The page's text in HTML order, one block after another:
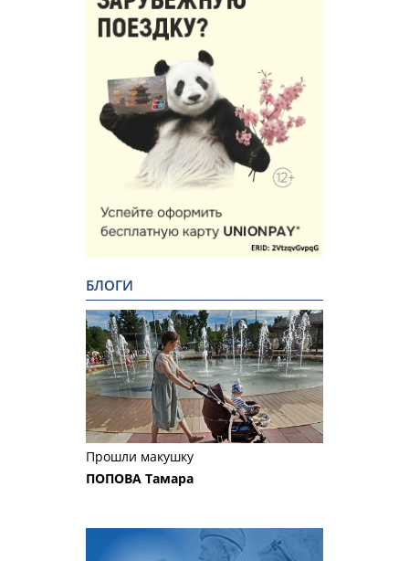
БЛОГИ
Прошли макушку
ПОПОВА Тамара